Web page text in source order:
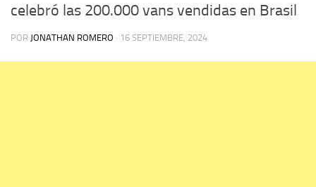
celebró las 200.000 vans vendidas en Brasil
POR JONATHAN ROMERO · 16 SEPTIEMBRE, 2024